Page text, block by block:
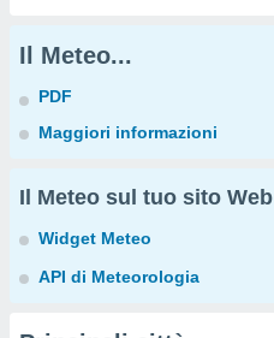
Il Meteo...
PDF
Maggiori informazioni
Il Meteo sul tuo sito Web
Widget Meteo
API di Meteorologia